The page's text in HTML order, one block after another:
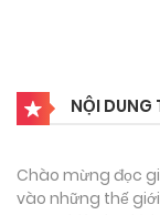
NỘI DUNG
Chào mừng đọc
vào những thế